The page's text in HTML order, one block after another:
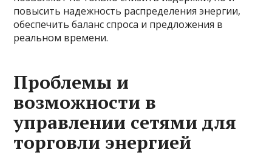
повысить надежность распределения энергии,
обеспечить баланс спроса и предложения в
реальном времени.
Проблемы и
возможности в
управлении сетями для
торговли энергией